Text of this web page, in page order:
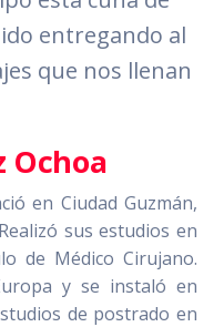
entregando al
que nos llenan
Ochoa
en Ciudad Guzmán,
sus estudios en
de Médico Cirujano.
y se instaló en
de postrado en